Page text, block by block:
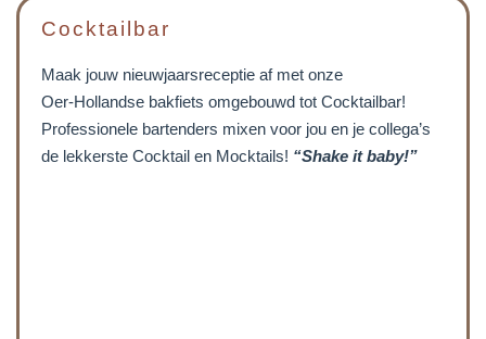
Cocktailbar
Maak jouw nieuwjaarsreceptie af met onze
Oer-Hollandse bakfiets omgebouwd tot Cocktailbar!
Professionele bartenders mixen voor jou en je collega’s
de lekkerste Cocktail en Mocktails! “Shake it baby!”